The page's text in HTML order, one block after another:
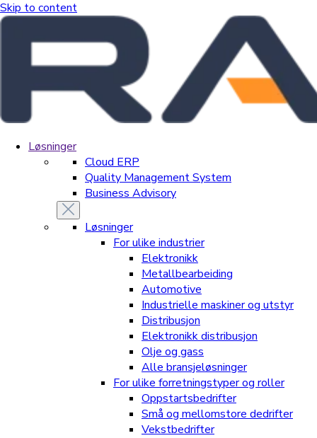
Skip to content
Løsninger
Cloud ERP
Quality Management System
Business Advisory
Løsninger
For ulike industrier
Elektronikk
Metallbearbeiding
Automotive
Industrielle maskiner og utstyr
Distribusjon
Elektronikk distribusjon
Olje og gass
Alle bransjeløsninger
For ulike forretningstyper og roller
Oppstartsbedrifter
Små og mellomstore dedrifter
Vekstbedrifter